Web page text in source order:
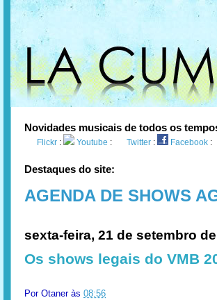
Novidades musicais de todos os
Flickr : Youtube : Twitter : Facebook :
Destaques do site:
AGENDA DE SHOWS
sexta-feira, 21 de setembro
Os shows legais do VMB
Por Otaner às 08:56